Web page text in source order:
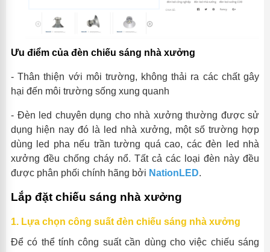
Ưu điểm của đèn chiếu sáng nhà xưởng
-Thân thiện với môi trường, không thải ra các chất gây
hại đến môi trường sống xung quanh
- Đèn led chuyên dụng cho nhà xưởng thường được sử
dụng hiện nay đó là led nhà xưởng, một số trường hợp
dùng led pha nếu trần tường quá cao, các đèn
led nhà
xưởng đều chống cháy nổ. Tất cả các loại đèn này đều
được phân phối chính hãng bởi NationLED.
Lắp đặt chiếu sáng nhà xưởng
1. Lựa chọn công suất đèn chiếu sáng nhà xưởng
Để có thể tính công suất cần dùng cho việc chiếu sáng